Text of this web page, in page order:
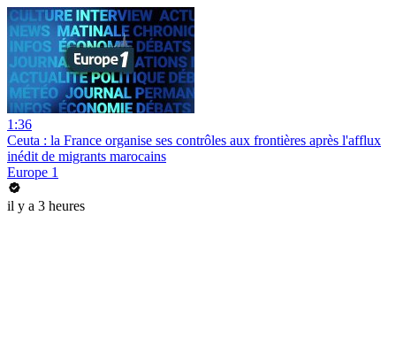
1:36
Ceuta : la France organise ses contrôles aux frontières après l'afflux
inédit de migrants marocains
Europe 1
il y a 3 heures